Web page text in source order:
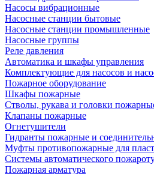
Насосы вибрационные
Насосные станции бытовые
Насосные станции промышленные
Насосные группы
Реле давления
Автоматика и шкафы управления
Комплектующие для насосов и
Пожарное оборудование
Шкафы пожарные
Стволы, рукава и головки
Клапаны пожарные
Огнетушители
Гидранты пожарные и
Муфты противопожарные для
Системы автоматического
Пожарная арматура